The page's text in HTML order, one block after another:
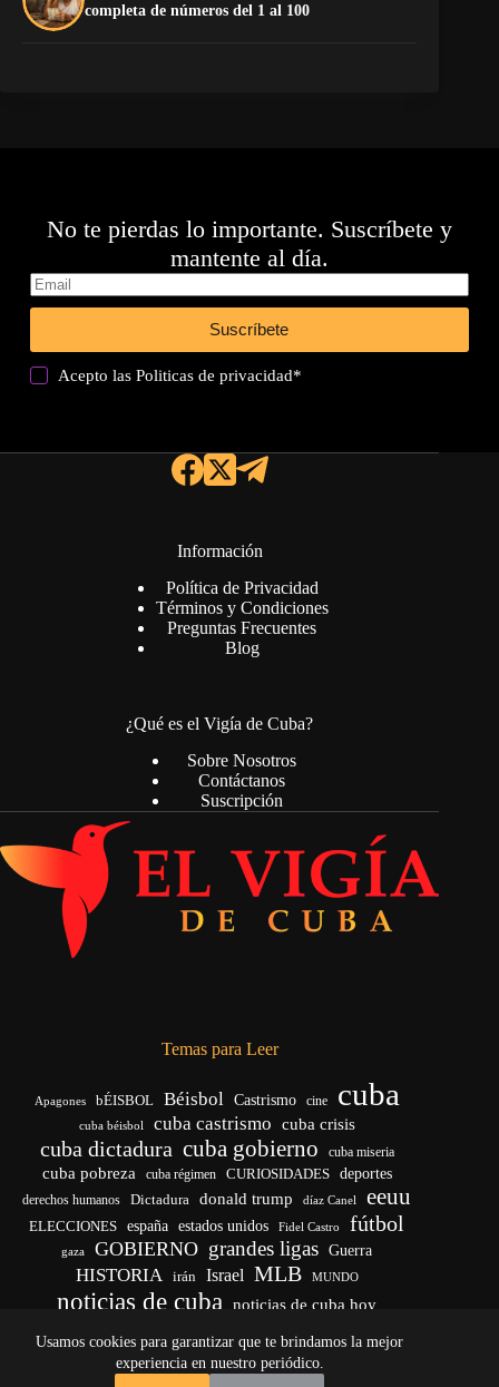
Usamos cookies para garantizar que te brindamos la mejor
experiencia en nuestro periódico.
completa de números del 1 al 100
No te pierdas lo importante. Suscríbete y
mantente al día.
Suscríbete
Acepto lasPoliticas de privacidad*
Información
Política de Privacidad
Términos y Condiciones
Preguntas Frecuentes
Blog
¿Qué es el Vigía de Cuba?
Sobre Nosotros
Contáctanos
Suscripción
Temas para Leer
Apagones bÉISBOL Béisbol Castrismo cine cuba
cuba béisbol cuba castrismo cuba crisis
cuba dictadura cuba gobierno cuba miseria
cuba pobreza cuba régimen CURIOSIDADES deportes
derechos humanos Dictadura donald trump díaz Canel eeuu
ELECCIONES españa estados unidos Fidel Castro fútbol
gaza GOBIERNO grandes ligas Guerra
HISTORIA irán Israel MLB MUNDO
noticias de cuba
noticias de cuba hoy
vida yankees